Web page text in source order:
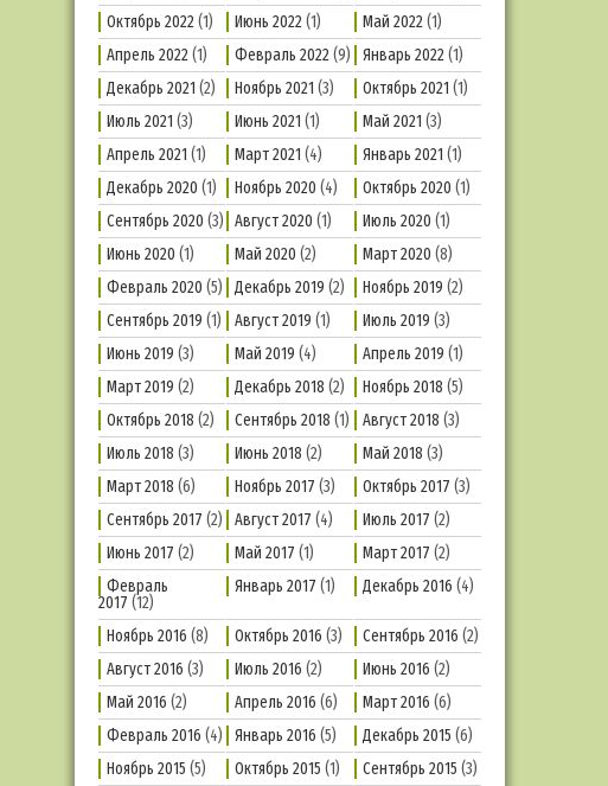
Октябрь 2022(1) Июнь 2022(1) Май 2022(1)
Апрель 2022(1) Февраль 2022(9) Январь 2022(1)
Декабрь 2021 (2) Ноябрь 2021 (3) Октябрь 2021 (1)
Июль 2021 (3) Июнь 2021 (1) Май 2021 (3)
Апрель 2021 (1) Март 2021 (4) Январь 2021 (1)
Декабрь 2020 (1) Ноябрь 2020 (4) Октябрь 2020 (1)
Сентябрь 2020 (3) Август 2020 (1) Июль 2020 (1)
Июнь 2020 (1) Май 2020 (2) Март 2020 (8)
Февраль 2020 (5) Декабрь 2019 (2) Ноябрь 2019 (2)
Сентябрь 2019 (1) Август 2019 (1) Июль 2019 (3)
Июнь 2019 (3) Май 2019 (4) Апрель 2019 (1)
Март 2019 (2) Декабрь 2018 (2) Ноябрь 2018 (5)
Октябрь 2018 (2) Сентябрь 2018 (1) Август 2018 (3)
Июль 2018 (3) Июнь 2018 (2) Май 2018 (3)
Март 2018 (6) Ноябрь 2017 (3) Октябрь 2017 (3)
Сентябрь 2017 (2) Август 2017 (4) Июль 2017 (2)
Июнь 2017 (2) Май 2017 (1) Март 2017 (2)
Февраль
2017 (12)
Январь 2017 (1) Декабрь 2016 (4)
Ноябрь 2016 (8) Октябрь 2016 (3) Сентябрь 2016 (2)
Август 2016 (3) Июль 2016 (2) Июнь 2016 (2)
Май 2016 (2) Апрель 2016 (6) Март 2016 (6)
Февраль 2016 (4) Январь 2016 (5) Декабрь 2015 (6)
Ноябрь 2015 (5) Октябрь 2015 (1) Сентябрь 2015 (3)